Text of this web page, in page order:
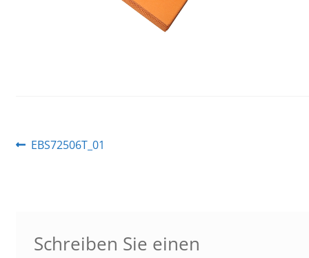
Beitragsnavigation
Vorheriger
EBS72506T_01
Schreiben Sie einen